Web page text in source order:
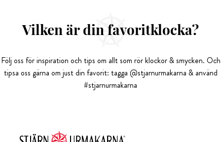
Vilken är din favoritklocka?
Följ oss för inspiration och tips om allt som rör klockor & smycken. Och
tipsa oss gärna om just din favorit: tagga @stjarnurmakarna & använd
#stjarnurmakarna